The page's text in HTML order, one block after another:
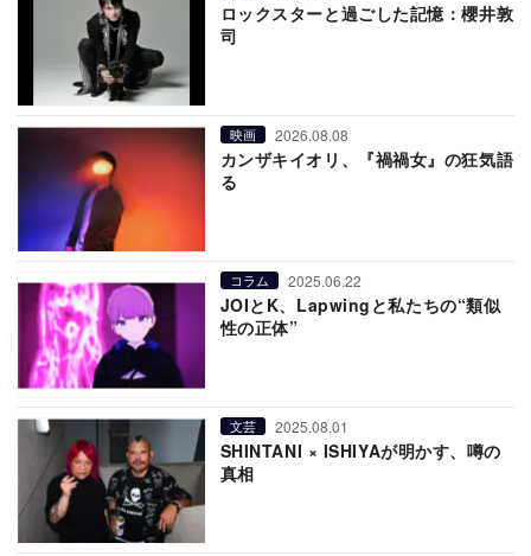
ロックスターと過ごした記憶：櫻井敦
司
映画 2026.08.08
カンザキイオリ、『禍禍女』の狂気語
る
コラム 2025.06.22
JOIとK、Lapwingと私たちの“類似
性の正体”
文芸 2025.08.01
SHINTANI × ISHIYAが明かす、噂の
真相